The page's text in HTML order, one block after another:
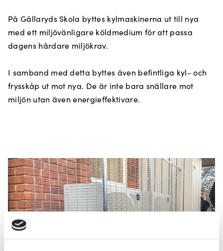
På Gällaryds Skola byttes kylmaskinerna ut till nya
med ett miljövänligare köldmedium för att passa
dagens hårdare miljökrav.
I samband med detta byttes även befintliga kyl- och
frysskåp ut mot nya. De är inte bara snällare mot
miljön utan även energieffektivare.